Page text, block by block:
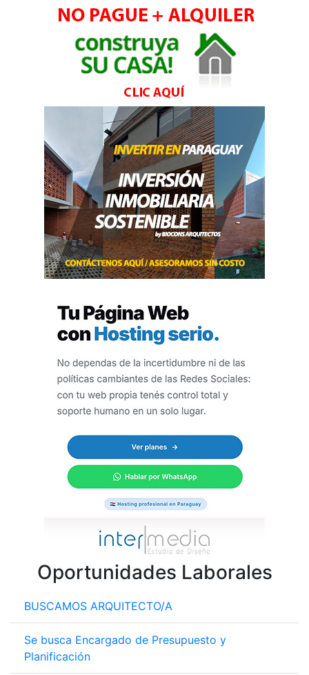
Oportunidades Laborales
BUSCAMOS ARQUITECTO/A
Se busca Encargado de Presupuesto y
Planificación